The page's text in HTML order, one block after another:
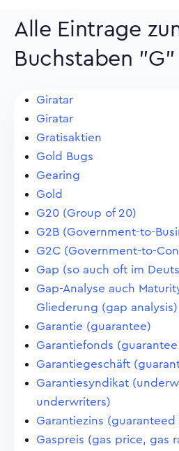
Alle Eintrage
Buchstaben "G"
Giratar
Giratar
Gratisaktien
Gold Bugs
Gearing
Gold
G20 (Group of 20)
G2B (Government-to-
G2C (Government-to-
Gap (so auch oft im
Gap-Analyse auch
Gliederung (gap analysis)
Garantie (guarantee)
Garantiefonds
Garantiegeschäft
Garantiesyndikat
underwriters)
Garantiezins
Gaspreis (gas price, gas